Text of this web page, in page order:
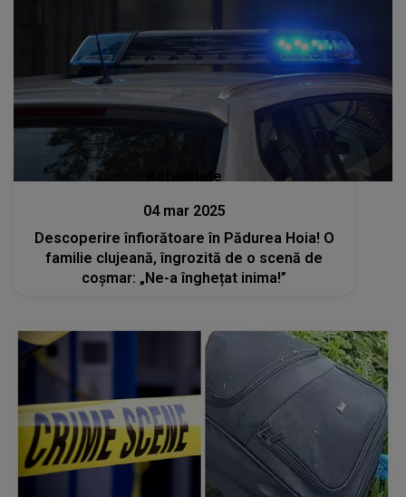
Actualitate
04 mar 2025
Descoperire înfiorătoare în Pădurea Hoia! O
familie clujeană, îngrozită de o scenă de
coșmar: „Ne-a înghețat inima!”